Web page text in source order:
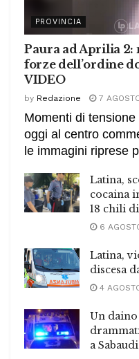
PROVINCIA
Paura ad Aprilia
forze dell’ordine
VIDEO
by Redazione 7
Momenti di
oggi al centro
le immagini riprese
Latina,
cocaina
18 chili
6
Latina,
discesa
4
Un
a